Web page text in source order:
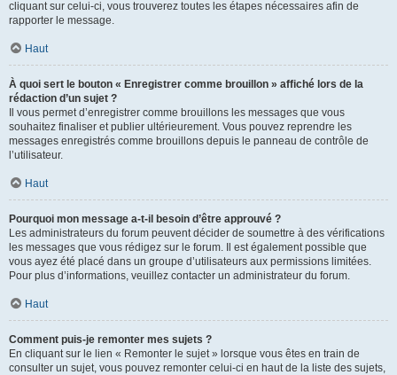
cliquant sur celui-ci, vous trouverez toutes les étapes nécessaires afin de
rapporter le message.
Haut
À quoi sert le bouton « Enregistrer comme brouillon » affiché lors de la
rédaction d’un sujet ?
Il vous permet d’enregistrer comme brouillons les messages que vous
souhaitez finaliser et publier ultérieurement. Vous pouvez reprendre les
messages enregistrés comme brouillons depuis le panneau de contrôle de
l’utilisateur.
Haut
Pourquoi mon message a-t-il besoin d’être approuvé ?
Les administrateurs du forum peuvent décider de soumettre à des vérifications
les messages que vous rédigez sur le forum. Il est également possible que
vous ayez été placé dans un groupe d’utilisateurs aux permissions limitées.
Pour plus d’informations, veuillez contacter un administrateur du forum.
Haut
Comment puis-je remonter mes sujets ?
En cliquant sur le lien « Remonter le sujet » lorsque vous êtes en train de
consulter un sujet, vous pouvez remonter celui-ci en haut de la liste des sujets,